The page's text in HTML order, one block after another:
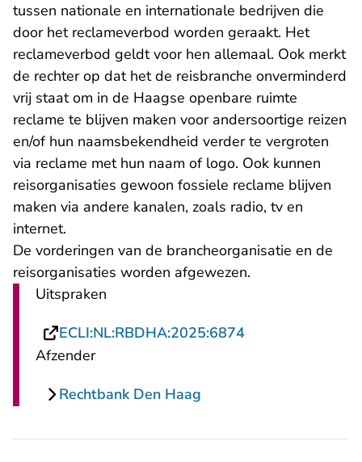
tussen nationale en internationale bedrijven die
door het reclameverbod worden geraakt. Het
reclameverbod geldt voor hen allemaal. Ook merkt
de rechter op dat het de reisbranche onverminderd
vrij staat om in de Haagse openbare ruimte
reclame te blijven maken voor andersoortige reizen
en/of hun naamsbekendheid verder te vergroten
via reclame met hun naam of logo. Ook kunnen
reisorganisaties gewoon fossiele reclame blijven
maken via andere kanalen, zoals radio, tv en
internet.
De vorderingen van de brancheorganisatie en de
reisorganisaties worden afgewezen.
Uitspraken
ECLI:NL:RBDHA:2025:6874- U verlaat
Afzender
Rechtbank Den Haag